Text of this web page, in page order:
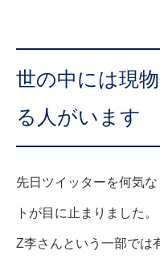
世の中には現
る人がいます
先日ツイッターを何気
トが目に止まりました。
Z李さんという一部では